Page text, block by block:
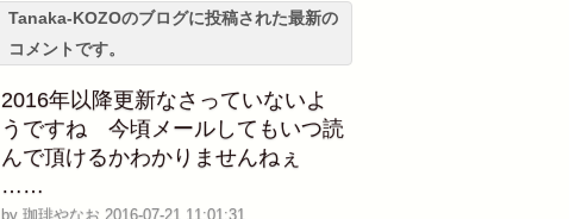
Tanaka-KOZOのブログに投稿された最新の
コメントです。
2016年以降更新なさっていないよ
うですね 今頃メールしてもいつ読
んで頂けるかわかりませんねぇ
……
by 珈琲やなお 2016-07-21 11:01:31